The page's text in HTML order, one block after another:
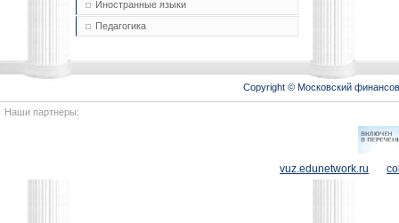
Иностранные языки
Педагогика
Copyright © Московский
Наши партнеры:
vuz.edunetwork.ru